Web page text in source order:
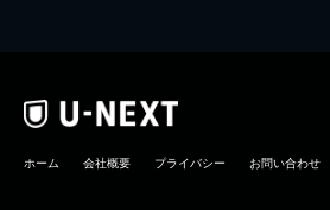
ホーム 会社概要 プライバシー お問い合わせ